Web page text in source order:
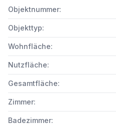
Objektnummer:
Objekttyp:
Wohnfläche:
Nutzfläche:
Gesamtfläche:
Zimmer:
Badezimmer: